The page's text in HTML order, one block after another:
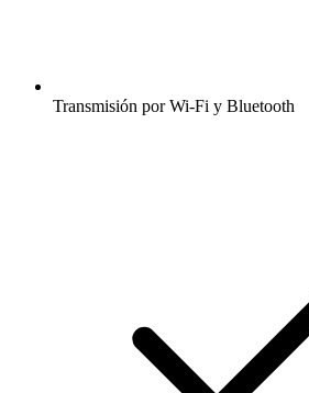
Transmisión por Wi-Fi y Bluetooth